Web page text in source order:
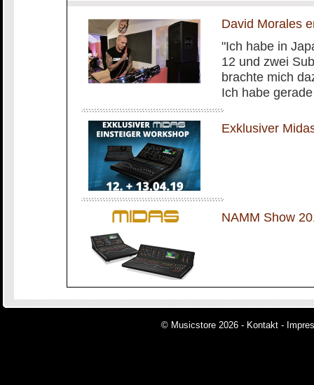
David Morales
"Ich habe in
12 und zwei
brachte mich
Ich habe
Exklusiver
NAMM Show
© Musicstore 2026 - Kontakt -